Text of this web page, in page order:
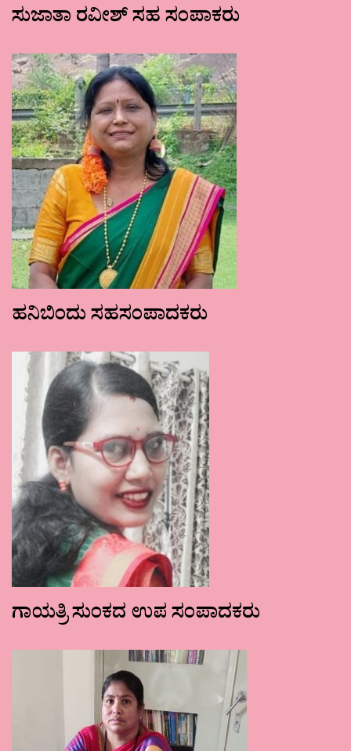
ಸುಜಾತಾ ರವೀಶ್ ಸಹ ಸಂಪಾಕರು
ಹನಿಬಿಂದು ಸಹಸಂಪಾದಕರು
ಗಾಯತ್ರಿ ಸುಂಕದ ಉಪ ಸಂಪಾದಕರು